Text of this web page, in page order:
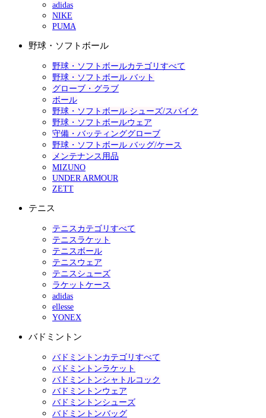
adidas
NIKE
PUMA
野球・ソフトボール
野球・ソフトボールカテゴリすべて
野球・ソフトボール バット
グローブ・グラブ
ボール
野球・ソフトボール シューズ/スパイク
野球・ソフトボールウェア
守備・バッティンググローブ
野球・ソフトボール バッグ/ケース
メンテナンス用品
MIZUNO
UNDER ARMOUR
ZETT
テニス
テニスカテゴリすべて
テニスラケット
テニスボール
テニスウェア
テニスシューズ
ラケットケース
adidas
ellesse
YONEX
バドミントン
バドミントンカテゴリすべて
バドミントンラケット
バドミントンシャトルコック
バドミントンウェア
バドミントンシューズ
バドミントンバッグ